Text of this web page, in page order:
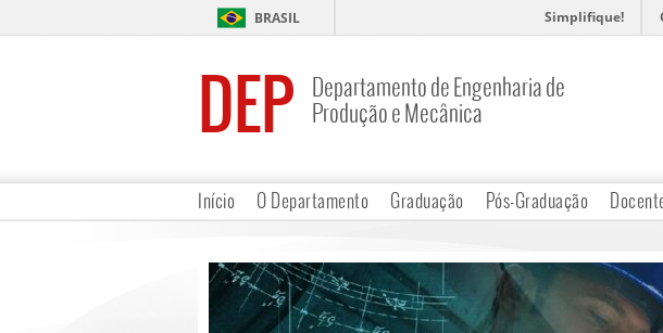
BRASIL Simplifique!
DEP
Departamento de Engenharia de
Produção e Mecânica
Início O Departamento Graduação Pós-Graduação